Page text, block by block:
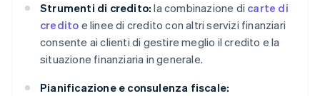
Strumenti di credito: la combinazione di carte di
credito e linee di credito con altri servizi finanziari
consente ai clienti di gestire meglio il credito e la
situazione finanziaria in generale.
Pianificazione e consulenza fiscale: